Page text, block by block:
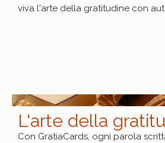
viva l'arte della gratitudine con
L'arte della
Con GratiaCards, ogni parola